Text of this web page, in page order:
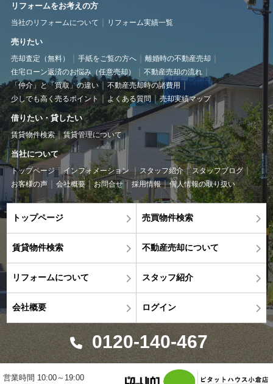
リフォームをお考えの方
当社のリフォームについて リフォーム実績一覧
売りたい
売却査定（無料） 手紙をご覧の方へ
離婚時の不動産売却
住宅ローン返済のお悩み（任意売却）
不動産売却の流れ
「仲介」と「買取」の違い
不動産売却時の諸費用
少しでも高く売るポイント
よくある質問 売却実績マップ
借りたい・貸したい
賃貸物件検索 賃貸管理について
当社について
トップページ インフォメーション スタッフ紹介
スタッフブログ
お客様の声
会社概要 お問合せ 採用情報 個人情報の取り扱い
トップページ 売買物件検索
賃貸物件検索 不動産売却について
リフォームについて スタッフ紹介
会社概要 ログイン
0120-140-467
営業時間 10:00～19:00